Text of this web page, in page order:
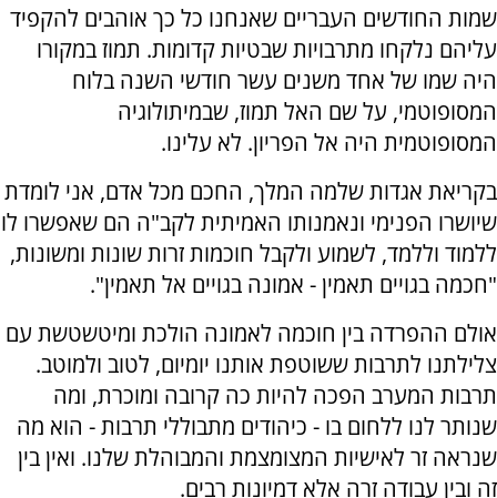
שמות החודשים העבריים שאנחנו כל כך אוהבים להקפיד
עליהם נלקחו מתרבויות שבטיות קדומות. תמוז במקורו
היה שמו של אחד משנים עשר חודשי השנה בלוח
המסופוטמי, על שם האל תמוז, שבמיתולוגיה
המסופוטמית היה אל הפריון. לא עלינו.
בקריאת אגדות שלמה המלך, החכם מכל אדם, אני לומדת
שיושרו הפנימי ונאמנותו האמיתית לקב"ה הם שאפשרו לו
ללמוד וללמד, לשמוע ולקבל חוכמות זרות שונות ומשונות,
"חכמה בגויים תאמין - אמונה בגויים אל תאמין".
אולם ההפרדה בין חוכמה לאמונה הולכת ומיטשטשת עם
צלילתנו לתרבות ששוטפת אותנו יומיום, לטוב ולמוטב.
תרבות המערב הפכה להיות כה קרובה ומוכרת, ומה
שנותר לנו ללחום בו - כיהודים מתבוללי תרבות - הוא מה
שנראה זר לאישיות המצומצמת והמבוהלת שלנו. ואין בין
זה ובין עבודה זרה אלא דמיונות רבים.